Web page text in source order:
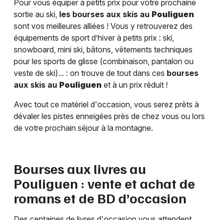
Pour vous équiper à petits prix pour votre prochaine
sortie au ski, les bourses aux skis au Pouliguen
sont vos meilleures alliées ! Vous y retrouverez des
équipements de sport d’hiver à petits prix : ski,
snowboard, mini ski, bâtons, vêtements techniques
pour les sports de glisse (combinaison, pantalon ou
veste de ski)... : on trouve de tout dans ces bourses
aux skis au Pouliguen et à un prix réduit !
Avec tout ce matériel d'occasion, vous serez prêts à
dévaler les pistes enneigées près de chez vous ou lors
de votre prochain séjour à la montagne.
Bourses aux livres au
Pouliguen : vente et achat de
romans et de BD d’occasion